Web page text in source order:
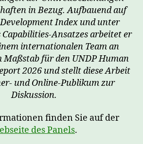
in Bezug. Aufbauend auf
Index und unter
Ansatzes arbeitet er
internationalen Team an
Maßstab für den UNDP Human
2026 und stellt diese Arbeit
und Online-Publikum zur
Diskussion.
finden Sie auf der
des Panels.